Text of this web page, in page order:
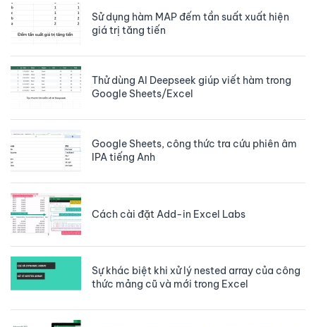
Sử dụng hàm MAP đếm tần suất xuất hiện
giá trị tăng tiến
Thử dùng AI Deepseek giúp viết hàm trong
Google Sheets/Excel
Google Sheets, công thức tra cứu phiên âm
IPA tiếng Anh
Cách cài đặt Add-in Excel Labs
Sự khác biệt khi xử lý nested array của công
thức mảng cũ và mới trong Excel